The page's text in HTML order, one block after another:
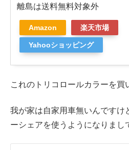
離島は送料無料対象外
Amazon 楽天市場
Yahooショッピング
これのトリコロールカラーを買
我が家は自家用車無いんですけ
ーシェアを使うようになりまし